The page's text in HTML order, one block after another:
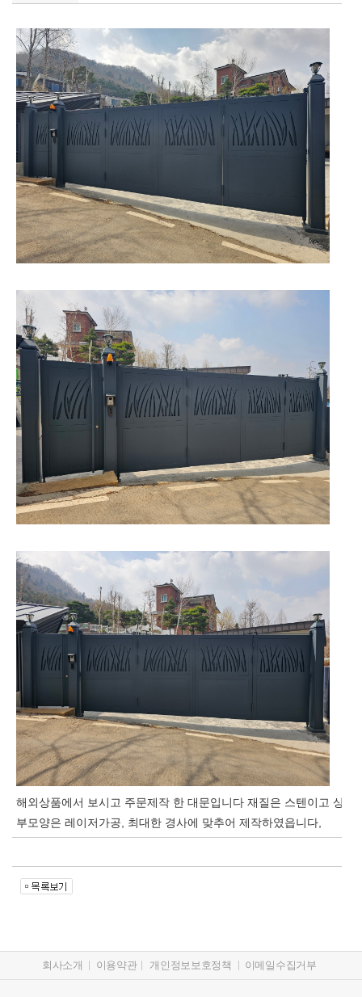
해외상품에서 보시고 주문제작 한 대문입니다 재질은 스텐이고 상
부모양은 레이저가공, 최대한 경사에 맞추어 제작하였읍니다,
회사소개 이용약관 개인정보보호정책 이메일수집거부